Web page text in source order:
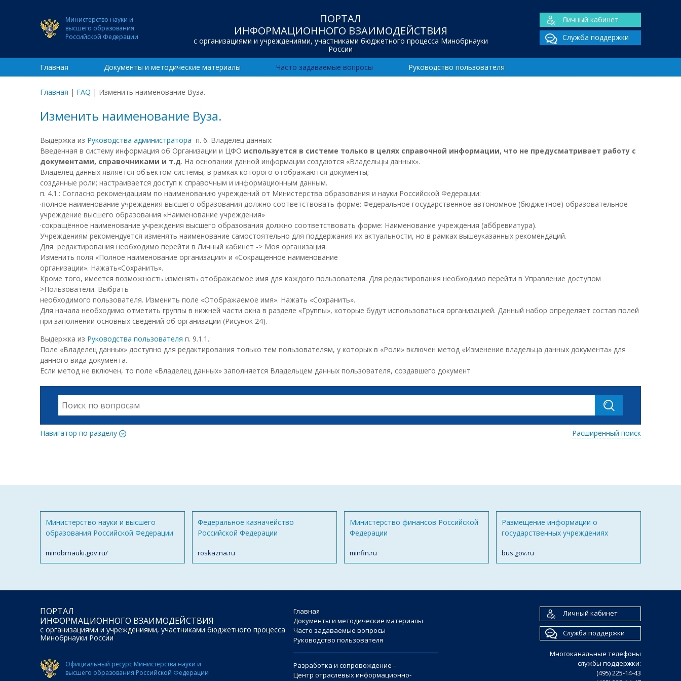
Министерство науки и
высшего образования
Российской Федерации
ПОРТАЛ
ИНФОРМАЦИОННОГО ВЗАИМОДЕЙСТВИЯ
с организациями и учреждениями, участниками бюджетного процесса Минобрнауки
России
Личный кабинет
Служба поддержки
Главная Документы и методические материалы Часто задаваемые вопросы Руководство пользователя
Главная | FAQ | Изменить наименование Вуза.
Изменить наименование Вуза.
Выдержка из Руководства администратора п. 6. Владелец данных:
Введенная в систему информация об Организации и ЦФО используется в системе только в целях справочной информации, что не предусматривает работу с
документами, справочниками и т.д. На основании данной информации создаются «Владельцы данных».
Владелец данных является объектом системы, в рамках которого отображаются документы;
созданные роли; настраивается доступ к справочным и информационным данным.
п. 4.1.: Согласно рекомендациям по наименованию учреждений от Министерства образования и науки Российской Федерации:
·полное наименование учреждения высшего образования должно соответствовать форме: Федеральное государственное автономное (бюджетное) образовательное
учреждение высшего образования «Наименование учреждения»
·сокращённое наименование учреждения высшего образования должно соответствовать форме: Наименование учреждения (аббревиатура).
Учреждениям рекомендуется изменять наименование самостоятельно для поддержания их актуальности, но в рамках вышеуказанных рекомендаций.
Для редактирования необходимо перейти в Личный кабинет -> Моя организация.
Изменить поля «Полное наименование организации» и «Сокращенное наименование
организации». Нажать«Сохранить».
Кроме того, имеется возможность изменять отображаемое имя для каждого пользователя. Для редактирования необходимо перейти в Управление доступом
>Пользователи. Выбрать
необходимого пользователя. Изменить поле «Отображаемое имя». Нажать «Сохранить».
Для начала необходимо отметить группы в нижней части окна в разделе «Группы», которые будут использоваться организацией. Данный набор определяет состав полей
при заполнении основных сведений об организации (Рисунок 24).
Выдержка из Руководства пользователя п. 9.1.1.:
Поле «Владелец данных» доступно для редактирования только тем пользователям, у которых в «Роли» включен метод «Изменение владельца данных документа» для
данного вида документа.
Если метод не включен, то поле «Владелец данных» заполняется Владельцем данных пользователя, создавшего документ
Навигатор по разделу Расширенный поиск
Министерство науки и высшего
образования Российской Федерации
minobrnauki.gov.ru/
Федеральное казначейство
Российской Федерации
roskazna.ru
Министерство финансов Российской
Федерации
minfin.ru
Размещение информации о
государственных учреждениях
bus.gov.ru
ПОРТАЛ
ИНФОРМАЦИОННОГО ВЗАИМОДЕЙСТВИЯ
с организациями и учреждениями, участниками бюджетного процесса
Минобрнауки России
Официальный ресурс Министерства науки и
высшего образования Российской Федерации
Главная
Документы и методические материалы
Часто задаваемые вопросы
Руководство пользователя
Разработка и сопровождение –
Центр отраслевых информационно-
Личный кабинет
Служба поддержки
Многоканальные телефоны
службы поддержки:
(495) 225-14-43